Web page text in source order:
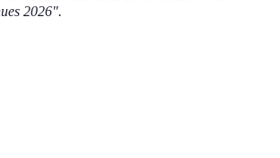
2026".